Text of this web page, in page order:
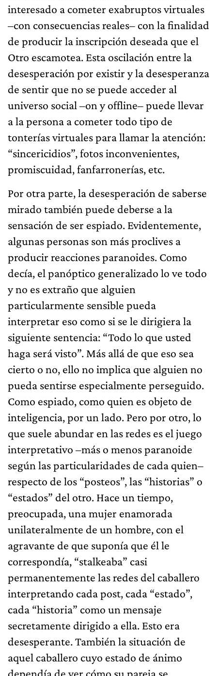
interesado a cometer exabruptos virtuales
–con consecuencias reales– con la finalidad
de producir la inscripción deseada que el
Otro escamotea. Esta oscilación entre la
desesperación por existir y la desesperanza
de sentir que no se puede acceder al
universo social –on y offline– puede llevar
a la persona a cometer todo tipo de
tonterías virtuales para llamar la atención:
“sincericidios”, fotos inconvenientes,
promiscuidad, fanfarronerías, etc.
Por otra parte, la desesperación de saberse
mirado también puede deberse a la
sensación de ser espiado. Evidentemente,
algunas personas son más proclives a
producir reacciones paranoides. Como
decía, el panóptico generalizado lo ve todo
y no es extraño que alguien
particularmente sensible pueda
interpretar eso como si se le dirigiera la
siguiente sentencia: “Todo lo que usted
haga será visto”. Más allá de que eso sea
cierto o no, ello no implica que alguien no
pueda sentirse especialmente perseguido.
Como espiado, como quien es objeto de
inteligencia, por un lado. Pero por otro, lo
que suele abundar en las redes es el juego
interpretativo –más o menos paranoide
según las particularidades de cada quien–
respecto de los “posteos”, las “historias” o
“estados” del otro. Hace un tiempo,
preocupada, una mujer enamorada
unilateralmente de un hombre, con el
agravante de que suponía que él le
correspondía, “stalkeaba” casi
permanentemente las redes del caballero
interpretando cada post, cada “estado”,
cada “historia” como un mensaje
secretamente dirigido a ella. Esto era
desesperante. También la situación de
aquel caballero cuyo estado de ánimo
dependía de ver cómo su pareja se